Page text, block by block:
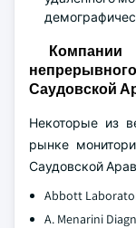
Компании
Саудовской
Некоторые из
рынке
Саудовской
Abbott
A. Menarini